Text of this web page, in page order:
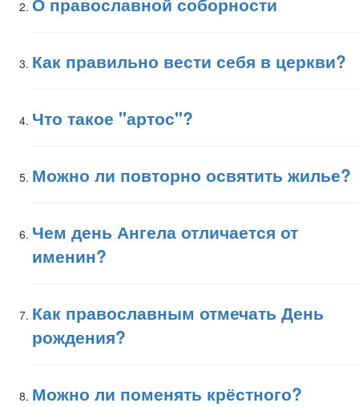
Как правильно вести себя в церкви?
Что такое "артос"?
Можно ли повторно освятить жилье?
Чем день Ангела отличается от
именин?
Как православным отмечать День
рождения?
Можно ли поменять крёстного?